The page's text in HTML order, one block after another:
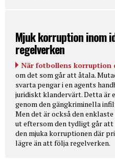
Mjuk korruption inom
regelverken
När fotbollens korruption
om det som går att åtala.
svarta pengar i en agents
juridiskt klandervärt. Detta är
genom den gängkriminella
Men det är också den
ut eftersom den tydligt går att
den mjuka korruptionen där
lägre än att följa regelverken.